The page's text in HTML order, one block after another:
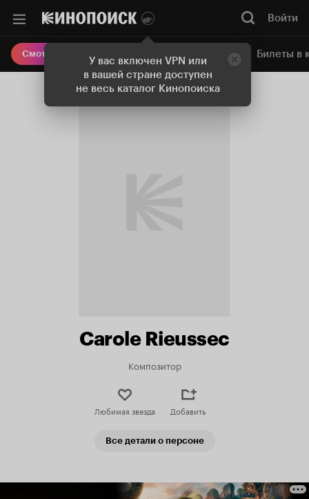
У вас включен VPN или
в вашей стране доступен
не весь каталог Кинопоиска
Войти
Смотреть кино Онлайн-кинотеатр Билеты в
Carole Rieussec
Композитор
Любимая звезда Добавить
Все детали о персоне